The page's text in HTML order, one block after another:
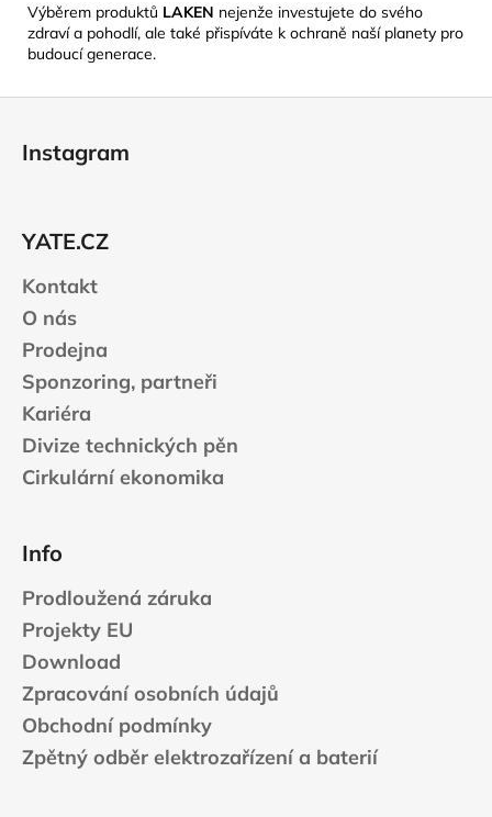
Výběrem produktů LAKEN nejenže investujete do svého
zdraví a pohodlí, ale také přispíváte k ochraně naší planety pro
budoucí generace.
Instagram
YATE.CZ
Kontakt
O nás
Prodejna
Sponzoring, partneři
Kariéra
Divize technických pěn
Cirkulární ekonomika
Info
Prodloužená záruka
Projekty EU
Download
Zpracování osobních údajů
Obchodní podmínky
Zpětný odběr elektrozařízení a baterií